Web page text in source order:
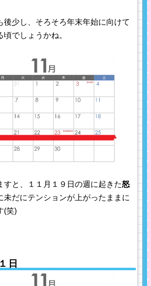
後少し、そろそろ年末年始に向けて
でしょうかね。
すと、１１月１９日の週に起きた怒
未だにテンションが上がったままに
(笑)
日